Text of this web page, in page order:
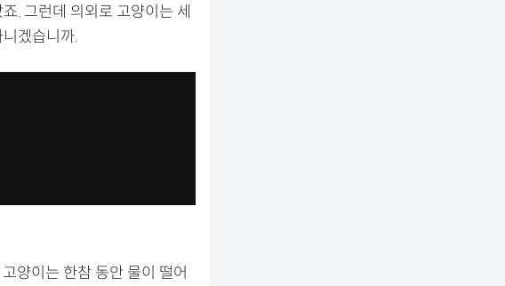
. 그런데 의외로 고양이는 세
겠습니까.
양이는 한참 동안 물이 떨어